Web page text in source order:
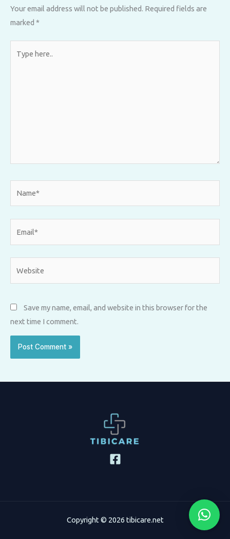
Your email address will not be published. Required fields are
marked *
here..
Save my name, email, and website in this browser for the
next time I comment.
Copyright © 2026 tibicare.net